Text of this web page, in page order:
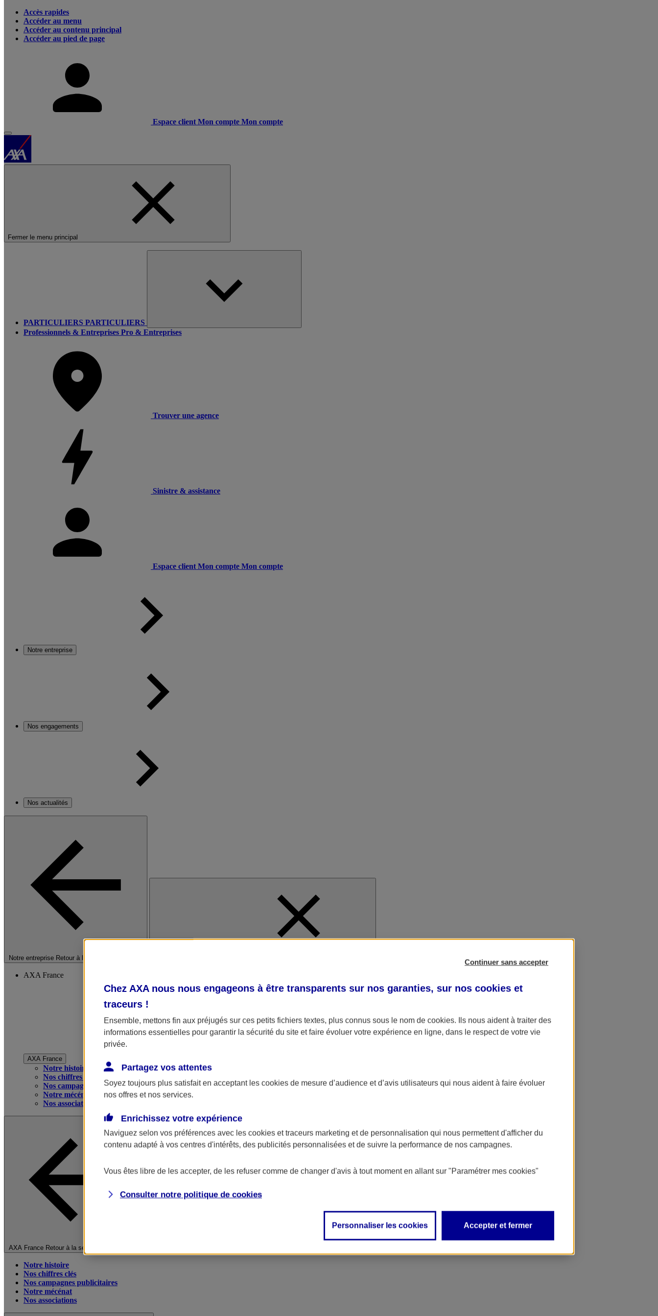
Accès rapides
Accéder au menu
Accéder au contenu principal
Accéder au pied de page
Espace client Mon compte Mon compte
Fermer le menu principal
PARTICULIERS PARTICULIERS
Professionnels & Entreprises Pro & Entreprises
Trouver une agence
Sinistre & assistance
Espace client Mon compte Mon compte
Notre entreprise
Nos engagements
Nos actualités
Notre entreprise Retour à la section précédente
AXA France
AXA France
Notre histoire
Nos chiffres clés
Nos campagnes publicitaires
Notre mécénat
Nos associations
AXA France Retour à la section précédente
Notre histoire
Nos chiffres clés
Nos campagnes publicitaires
Notre mécénat
Nos associations
Continuer sans accepter
Chez AXA nous nous engageons à être transparents sur nos garanties, sur nos cookies et
traceurs !
Ensemble, mettons fin aux préjugés sur ces petits fichiers textes, plus connus sous le nom de cookies. Ils nous aident à traiter des
informations essentielles pour garantir la sécurité du site et faire évoluer votre expérience en ligne, dans le respect de votre vie
privée.
Partagez vos attentes
Soyez toujours plus satisfait en acceptant les cookies de mesure d’audience et d’avis utilisateurs qui nous aident à faire évoluer
nos offres et nos services.
Enrichissez votre expérience
Naviguez selon vos préférences avec les cookies et traceurs marketing et de personnalisation qui nous permettent d'afficher du
contenu adapté à vos centres d'intérêts, des publicités personnalisées et de suivre la performance de nos campagnes.
Vous êtes libre de les accepter, de les refuser comme de changer d'avis à tout moment en allant sur "Paramétrer mes cookies"
Consulter notre politique de cookies
Personnaliser les cookies Accepter et fermer